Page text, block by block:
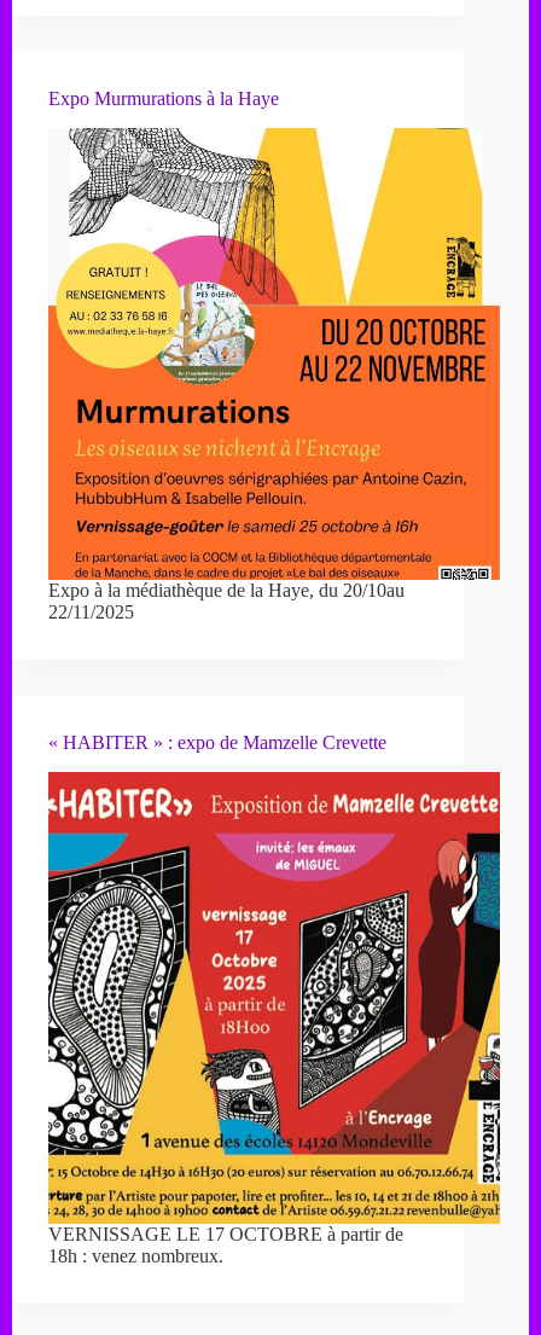
Expo Murmurations à la Haye
Expo à la médiathèque de la Haye, du 20/10au
22/11/2025
« HABITER » : expo de Mamzelle Crevette
VERNISSAGE LE 17 OCTOBRE à partir de
18h : venez nombreux.